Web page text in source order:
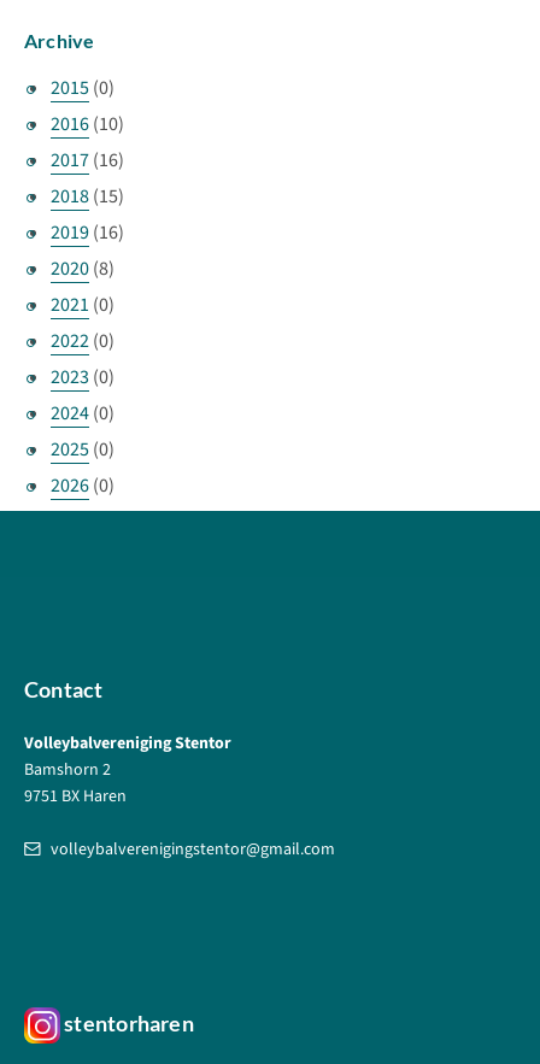
Archive
2015(0)
2016(10)
2017(16)
2018(15)
2019(16)
2020(8)
2021 (0)
2022(0)
2023(0)
2024(0)
2025(0)
2026(0)
Contact
Volleybalvereniging Stentor
Bamshorn 2
9751 BX Haren
volleybalverenigingstentor@gmail.com
stentorharen